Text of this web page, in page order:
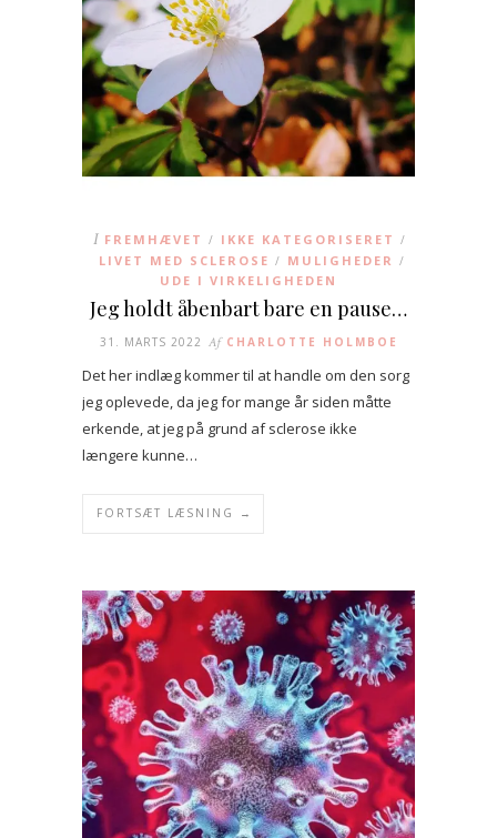
I FREMHÆVET / IKKE KATEGORISERET /
LIVET MED SCLEROSE / MULIGHEDER /
UDE I VIRKELIGHEDEN
Jeg holdt åbenbart bare en pause…
31. MARTS 2022 Af CHARLOTTE HOLMBOE
Det her indlæg kommer til at handle om den sorg
jeg oplevede, da jeg for mange år siden måtte
erkende, at jeg på grund af sclerose ikke
længere kunne…
FORTSÆT LÆSNING →